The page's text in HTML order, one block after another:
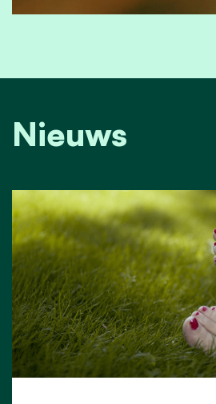
Nieuws